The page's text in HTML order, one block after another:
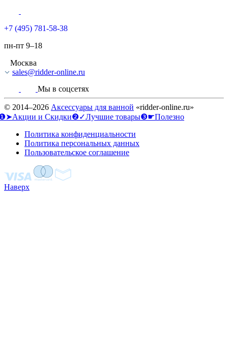
+7 (495) 781-58-38
пн-пт 9–18
Москва
sales@ridder-online.ru
Мы в соцсетях
© 2014–2026 Аксессуары для ванной «ridder-online.ru»
и Скидки❷✓Лучшие товары❸☛Полезно
Политика конфиденциальности
Политика персональных данных
Пользовательское соглашение
Наверх